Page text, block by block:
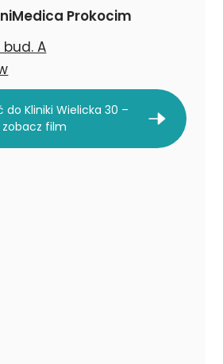
Prokocim
A
do Kliniki Wielicka 30 –
zobacz film